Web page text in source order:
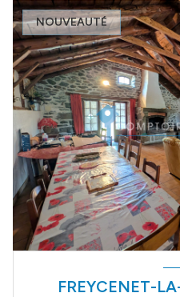
NOUVEAUTÉ
FREYCENET-